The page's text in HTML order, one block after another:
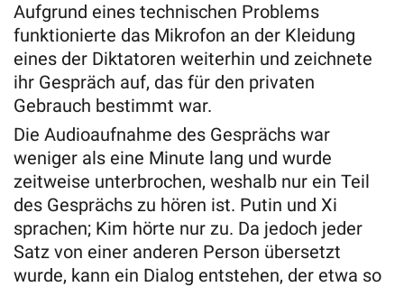
Aufgrund eines technischen Problems
funktionierte das Mikrofon an der Kleidung
eines der Diktatoren weiterhin und zeichnete
ihr Gespräch auf, das für den privaten
Gebrauch bestimmt war.
Die Audioaufnahme des Gesprächs war
weniger als eine Minute lang und wurde
zeitweise unterbrochen, weshalb nur ein Teil
des Gesprächs zu hören ist. Putin und Xi
sprachen; Kim hörte nur zu. Da jedoch jeder
Satz von einer anderen Person übersetzt
wurde, kann ein Dialog entstehen, der etwa so